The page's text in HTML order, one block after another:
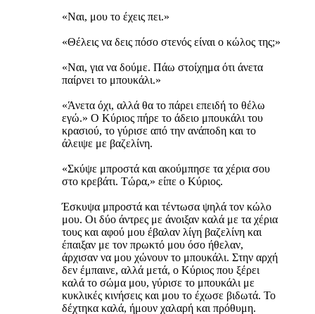
«Ναι, μου το έχεις πει.»
«Θέλεις να δεις πόσο στενός είναι ο κώλος της;»
«Ναι, για να δούμε. Πάω στοίχημα ότι άνετα
παίρνει το μπουκάλι.»
«Άνετα όχι, αλλά θα το πάρει επειδή το θέλω
εγώ.» Ο Κύριος πήρε το άδειο μπουκάλι του
κρασιού, το γύρισε από την ανάποδη και το
άλειψε με βαζελίνη.
«Σκύψε μπροστά και ακούμπησε τα χέρια σου
στο κρεβάτι. Τώρα,» είπε ο Κύριος.
Έσκυψα μπροστά και τέντωσα ψηλά τον κώλο
μου. Οι δύο άντρες με άνοιξαν καλά με τα χέρια
τους και αφού μου έβαλαν λίγη βαζελίνη και
έπαιξαν με τον πρωκτό μου όσο ήθελαν,
άρχισαν να μου χώνουν το μπουκάλι. Στην αρχή
δεν έμπαινε, αλλά μετά, ο Κύριος που ξέρει
καλά το σώμα μου, γύρισε το μπουκάλι με
κυκλικές κινήσεις και μου το έχωσε βιδωτά. Το
δέχτηκα καλά, ήμουν χαλαρή και πρόθυμη.